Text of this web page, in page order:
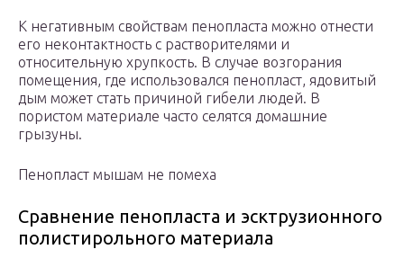
К негативным свойствам пенопласта можно отнести
его неконтактность с растворителями и
относительную хрупкость. В случае возгорания
помещения, где использовался пенопласт, ядовитый
дым может стать причиной гибели людей. В
пористом материале часто селятся домашние
грызуны.
Пенопласт мышам не помеха
Сравнение пенопласта и эсктрузионного
полистирольного материала